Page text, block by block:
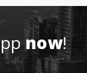
now!